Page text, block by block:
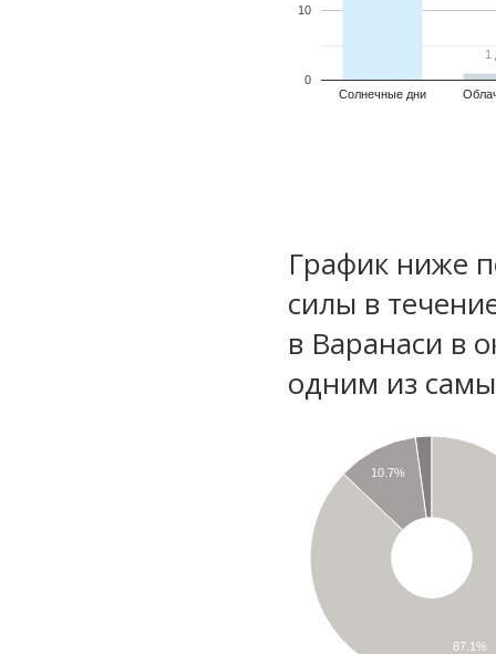
Солнечные дни
0
10
1
1
График ниже
силы в
в Варанаси в
одним из
10.7%
87.1%